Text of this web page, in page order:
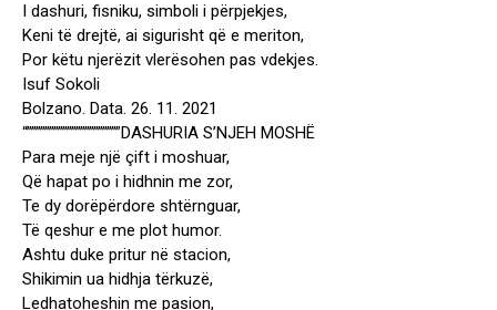
I dashuri, fisniku, simboli i përpjekjes,
Keni të drejtë, ai sigurisht që e meriton,
Por këtu njerëzit vlerësohen pas vdekjes.
Isuf Sokoli
Bolzano. Data. 26. 11. 2021
“”””””””””””””””””””””DASHURIA S’NJEH MOSHË
Para meje një çift i moshuar,
Që hapat po i hidhnin me zor,
Te dy dorëpërdore shtërnguar,
Të qeshur e me plot humor.
Ashtu duke pritur në stacion,
Shikimin ua hidhja tërkuzë,
Ledhatoheshin me pasion,